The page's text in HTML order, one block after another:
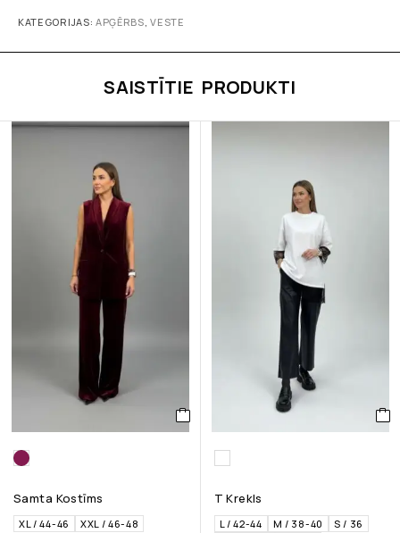
KATEGORIJAS: APĢĒRBS,VESTE
SAISTĪTIE PRODUKTI
Samta Kostīms
XL / 44-46 XXL / 46-48
T Krekls
L / 42-44 M / 38-40
S / 36